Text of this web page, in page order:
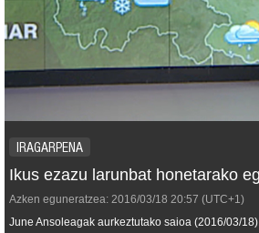
IRAGARPENA
Ikus ezazu larunbat honetarako
Azken eguneratzea: 2016/03/18 20:57 (UTC+1)
June Ansoleagak aurkeztutako saioa (2016/03/